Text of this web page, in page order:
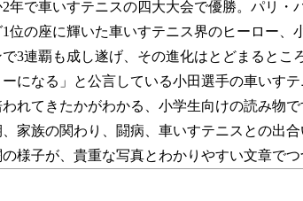
年で車いすテニスの四大大会で優勝。パリ・
位の座に輝いた車いすテニス界のヒーロー、
3連覇も成し遂げ、その進化はとどまるとこ
になる」と公言している小田選手の車いす
れてきたかがわかる、小学生向けの読み物で
家族の関わり、闘病、車いすテニスとの出
様子が、貴重な写真とわかりやすい文章でつ